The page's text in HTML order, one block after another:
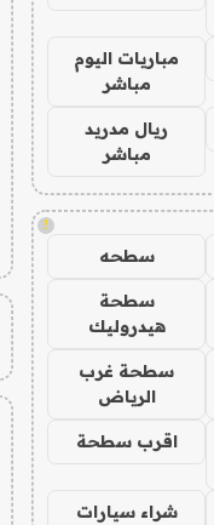
مباريات اليوم
مباشر
ريال مدريد
مباشر
!
سطحه
سطحة
هيدروليك
سطحة غرب
الرياض
اقرب سطحة
شراء سيارات